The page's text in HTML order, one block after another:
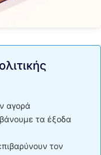
αγορά
τα έξοδα
τον